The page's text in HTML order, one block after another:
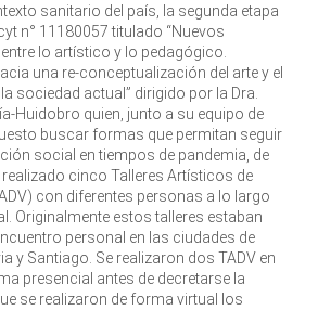
sanitario del país, la segunda etapa
n° 11180057 titulado “Nuevos
lo artístico y lo pedagógico.
una re-conceptualización del arte y el
sociedad actual” dirigido por la Dra.
Huidobro quien, junto a su equipo de
buscar formas que permitan seguir
social en tiempos de pandemia, de
cinco Talleres Artísticos de
con diferentes personas a lo largo
Originalmente estos talleres estaban
personal en las ciudades de
y Santiago. Se realizaron dos TADV en
presencial antes de decretarse la
se realizaron de forma virtual los